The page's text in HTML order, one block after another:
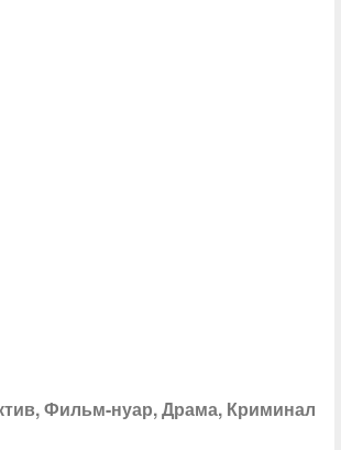
Фильм-нуар, Драма, Криминал